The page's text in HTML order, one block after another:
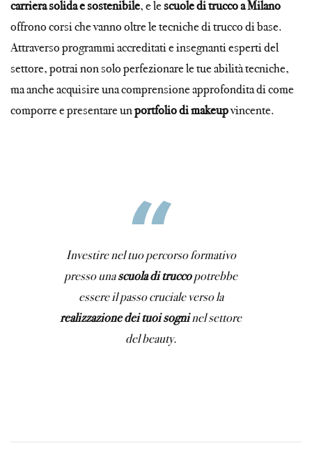
carriera solida e sostenibile, e lescuole di trucco a Milano
offrono corsi che vanno oltre le tecniche di trucco di base.
Attraverso programmi accreditati e insegnanti esperti del
settore, potrai non solo perfezionare le tue abilità tecniche,
ma anche acquisire una comprensione approfondita di come
comporre e presentare unportfolio di makeupvincente.
Investire nel tuo percorso formativo
presso unascuola di truccopotrebbe
essere il passo cruciale verso la
realizzazione dei tuoi sogninel settore
del beauty.